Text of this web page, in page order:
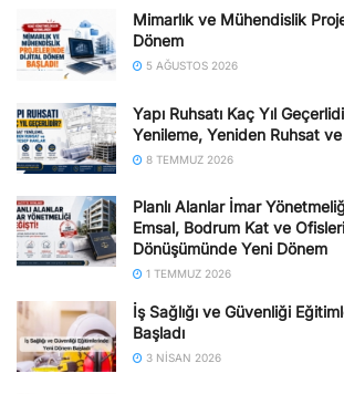
Mimarlık ve Mühendislik
Dönem
5 AĞUSTOS 2026
Yapı Ruhsatı Kaç Yıl
Yenileme, Yeniden Ruhsat
8 TEMMUZ 2026
Planlı Alanlar İmar
Emsal, Bodrum Kat ve
Dönüşümünde Yeni Dönem
1 TEMMUZ 2026
İş Sağlığı ve Güvenliği
Başladı
3 NISAN 2026